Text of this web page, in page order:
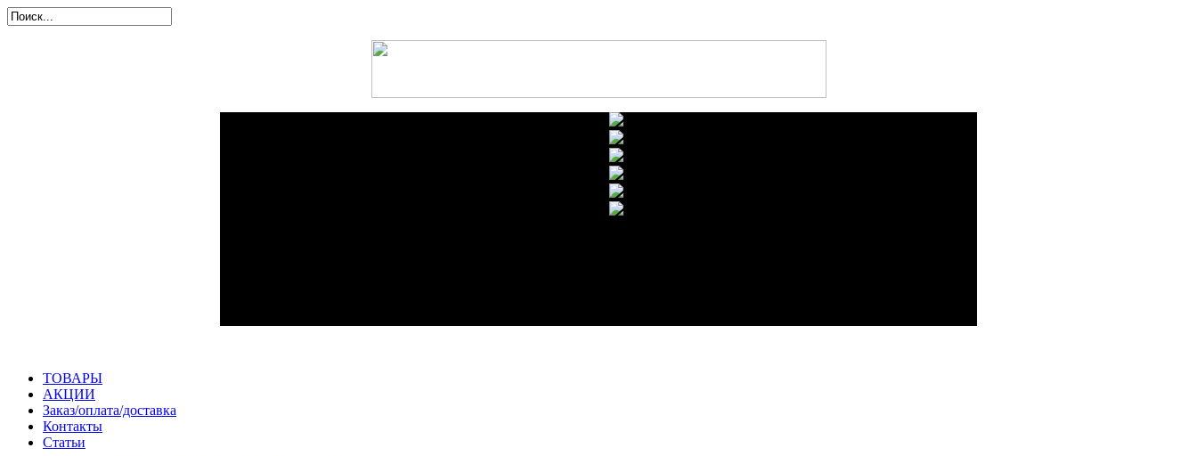
ТОВАРЫ
АКЦИИ
Заказ/оплата/доставка
Контакты
Статьи